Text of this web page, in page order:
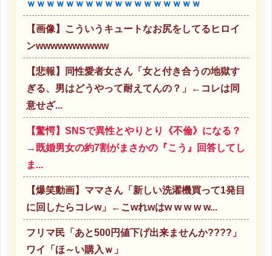
ｗｗｗｗｗｗｗｗｗｗｗｗｗｗｗｗｗｗ
【画像】こういうキュートなお尻をしてるヒロイ
ンwwwwwwwwww
【悲報】同性愛者女さん「女と付き合うの地獄す
ぎる、男はどうやって耐えてんの？」←コレは同
意せざ...
【驚愕】SNSで異性とやりとり《不倫》になる？
→既婚男女の約7割がまさかの『こう』回答してし
ま...
【爆笑動画】ママさん「新しい洗濯機買って1発目
に回したらコレw」←こwれwはw w w w w...
フリマ民「あと500円値下げ出来ませんか????」
ワイ「ほ～い購入ｗ」